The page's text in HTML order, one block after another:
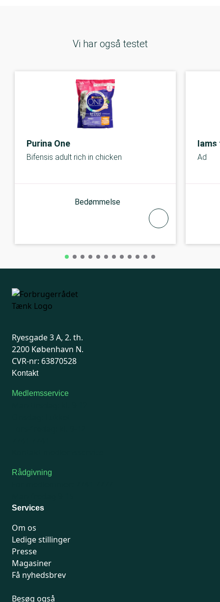
Vi har også testet
Purina One
Bifensis adult rich in chicken
Bedømmelse
Adult
Ryesgade 3 A, 2. th.
2200 København N.
CVR-nr: 63870528
Kontakt
Medlemsservice
Rådgivning
Services
Om os
Ledige stillinger
Presse
Magasiner
Få nyhedsbrev
Besøg også